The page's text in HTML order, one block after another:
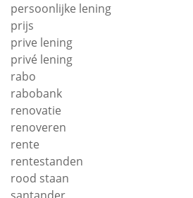
persoonlijke lening
prijs
prive lening
privé lening
rabo
rabobank
renovatie
renoveren
rente
rentestanden
rood staan